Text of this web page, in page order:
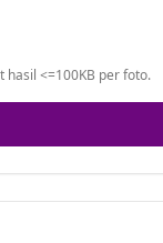
hasil <=100KB per foto.